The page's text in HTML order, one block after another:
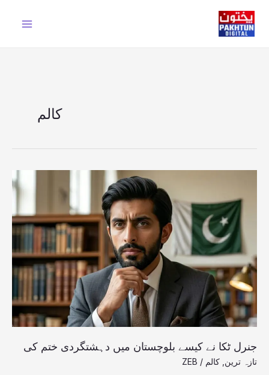
content
کالم
جنرل ٹکا نے کیسے بلوچستان میں دہشتگردی ختم کی
تازہ ترین کالم /
ZEB
بلوچستان
دہشتگردی
ختم
کی